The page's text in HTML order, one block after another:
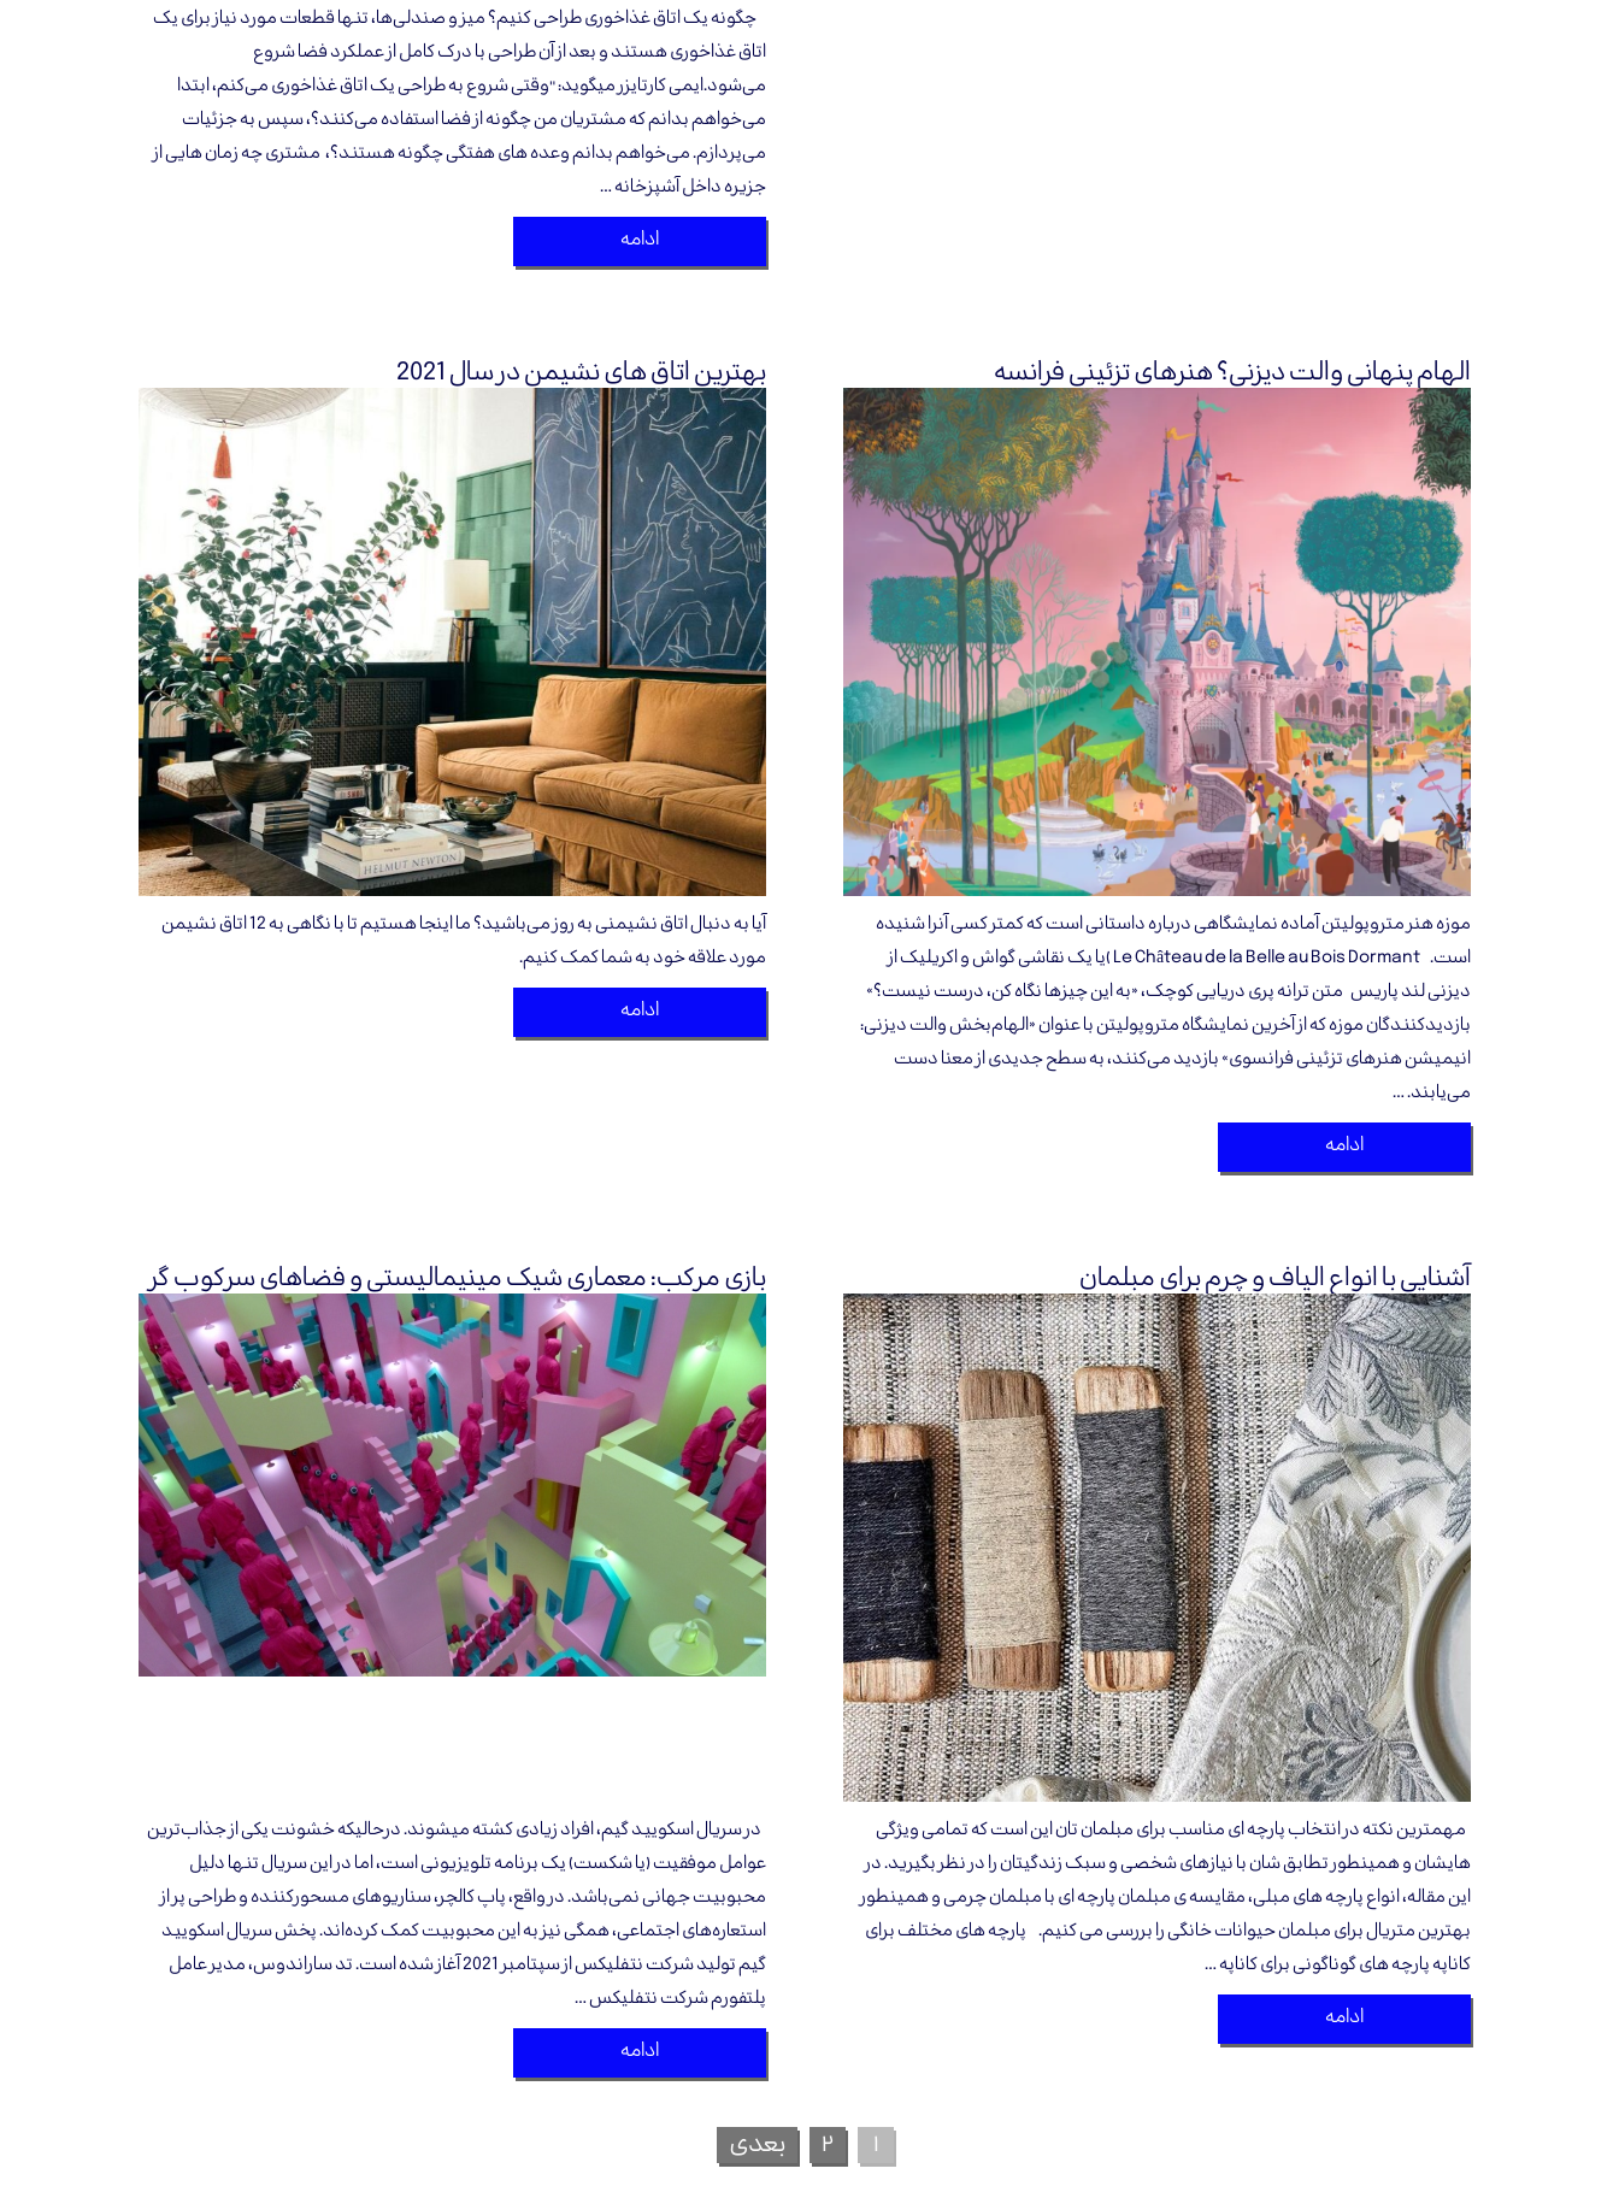
چگونه یک اتاق غذاخوری طراحی کنیم؟ میز و صندلی‌ها، تنها قطعات مورد نیاز برای یک
اتاق غذاخوری هستند و بعد از آن طراحی با درک کامل از عملکرد فضا شروع
می‌شود.ایمی کارتایزر میگوید: "وقتی شروع به طراحی یک اتاق غذاخوری می‌کنم، ابتدا
می‌خواهم بدانم که مشتریان من چگونه از فضا استفاده می‌کنند؟، سپس به جزئیات
می‌پردازم. می‌خواهم بدانم وعده های هفتگی چگونه هستند؟، مشتری چه زمان هایی از
جزیره داخل آشپزخانه …
ادامه
الهام پنهانی والت دیزنی؟ هنرهای تزئینی فرانسه
موزه هنر متروپولیتن آماده نمایشگاهی درباره داستانی است که کمتر کسی آنرا شنیده
است. Le Château de la Belle au Bois Dormant )یا یک نقاشی گواش و اکریلیک از
دیزنی لند پاریس متن ترانه پری دریایی کوچک، «به این چیزها نگاه کن، درست نیست؟»
بازدیدکنندگان موزه که از آخرین نمایشگاه متروپولیتن با عنوان «الهام‌بخش والت دیزنی:
انیمیشن هنرهای تزئینی فرانسوی» بازدید می‌کنند، به سطح جدیدی از معنا دست
می‌یابند. …
ادامه
بهترین اتاق های نشیمن در سال 2021
آیا به دنبال اتاق نشیمنی به روز می‌باشید؟ ما اینجا هستیم تا با نگاهی به 12 اتاق نشیمن
مورد علاقه خود به شما کمک کنیم.
ادامه
آشنایی با انواع الیاف و چرم برای مبلمان
مهمترین نکته در انتخاب پارچه ای مناسب برای مبلمان تان این است که تمامی ویژگی
هایشان و همینطور تطابق شان با نیازهای شخصی و سبک زندگیتان را در نظر بگیرید. در
این مقاله، انواع پارچه های مبلی، مقایسه ی مبلمان پارچه ای با مبلمان چرمی و همینطور
بهترین متریال برای مبلمان حیوانات خانگی را بررسی می کنیم. پارچه های مختلف برای
کاناپه پارچه های گوناگونی برای کاناپه …
ادامه
بازی مرکب: معماری شیک مینیمالیستی و فضاهای سرکوب گر
در سریال اسکویید گیم، افراد زیادی کشته میشوند. درحالیکه خشونت یکی از جذاب‌ترین
عوامل موفقیت (یا شکست) یک برنامه تلویزیونی است، اما در این سریال تنها دلیل
محبوبیت جهانی نمی‌باشد. در واقع، پاپ کالچر، سناریوهای مسحورکننده و طراحی پر از
استعاره‌های اجتماعی، همگی نیز به این محبوبیت کمک کرده‌اند. پخش سریال اسکویید
گیم تولید شرکت نتفلیکس از ‌سپتامبر 2021 آغاز شده است. تد ساراندوس، مدیر عامل
پلتفورم شرکت نتفلیکس …
ادامه
۱ ۲ بعدی